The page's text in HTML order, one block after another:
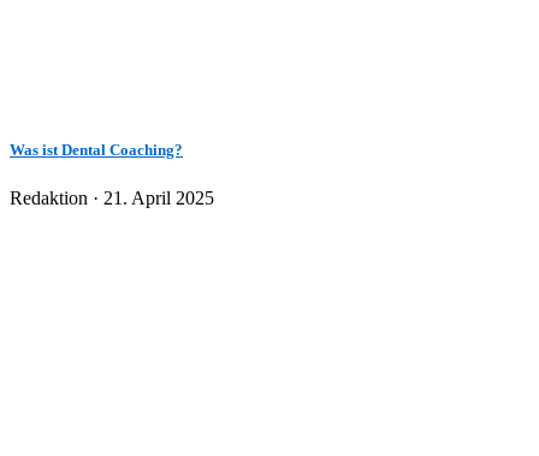
Was ist Dental Coaching?
Redaktion · Veröffentlicht
21. April 2025